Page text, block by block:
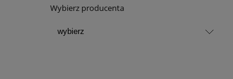
Wybierz producenta